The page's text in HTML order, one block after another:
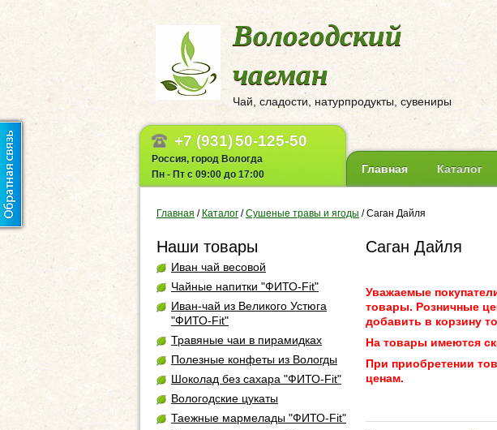
Вологодский
чаеман
Чай, сладости, натурпродукты, сувениры
+7 (931)50-125-50
Россия, город Вологда
Пн - Пт с 09:00 до 17:00
Главная Каталог
Главная / Каталог / Сушеные травы и ягоды / Саган Дайля
Наши товары
Иван чай весовой
Чайные напитки "ФИТО-Fit"
Иван-чай из Великого Устюга
"ФИТО-Fit"
Травяные чаи в пирамидках
Полезные конфеты из Вологды
Шоколад без сахара "ФИТО-Fit"
Вологодские цукаты
Таежные мармелады "ФИТО-Fit"
Саган Дайля
Уважаемые
товары. Розничные
добавить в корзину
На товары имеются
При приобретении
ценам.